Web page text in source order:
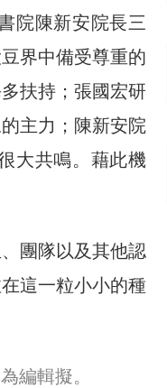
院陳新安院長三
界中備受尊重的
扶持；張國宏研
主力；陳新安院
大共鳴。藉此機
團隊以及其他認
這一粒小小的種
編輯擬。